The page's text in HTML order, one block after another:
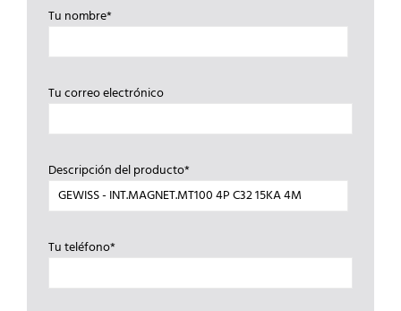
Tu nombre*
Tu correo electrónico
Descripción del producto*
Tu teléfono*